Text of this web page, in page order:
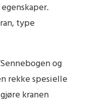
type
og
rekke spesielle
kranen